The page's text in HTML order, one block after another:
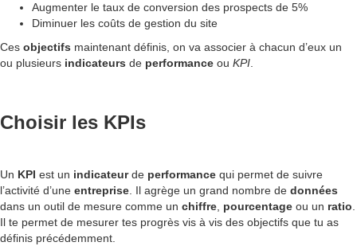
Augmenter le taux de conversion des prospects de 5%
Diminuer les coûts de gestion du site
Ces objectifs maintenant définis, on va associer à chacun d’eux un
ou plusieurs indicateurs de performance ou KPI
Choisir les KPIs
Un KPI est un indicateurde performance qui permet de suivre
l’activité d’une entreprise . Il agrège un grand nombre de données
dans un outil de mesure comme un chiffre pourcentage ou un ratio
Il te permet de mesurer tes progrès vis à vis des objectifs que tu as
définis précédemment.